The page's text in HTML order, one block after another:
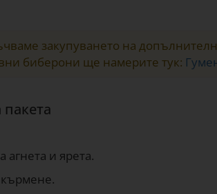
закупуването на
биберони ще намерите тук:
агнета и ярета.
кърмене.